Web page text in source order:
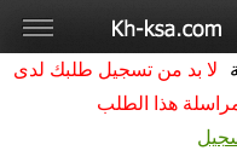
لا بد من تسجيل طلبك لدى
هذا الطلب